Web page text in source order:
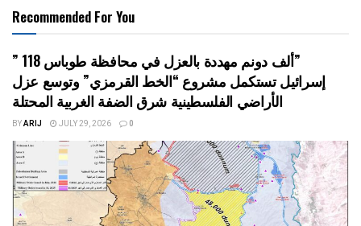
Recommended For You
” 118 ألف دونم مهددة بالعزل في محافظة طوباس”
إسرائيل تستكمل مشروع “الخط القرمزي” وتوسع عزل
الأراضي الفلسطينية شرق الضفة الغربية المحتلة
BYARIJ JULY 29, 2026 0